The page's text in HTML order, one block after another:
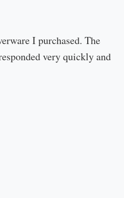
I purchased. The
very quickly and